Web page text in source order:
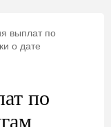
выплат по
о дате
по